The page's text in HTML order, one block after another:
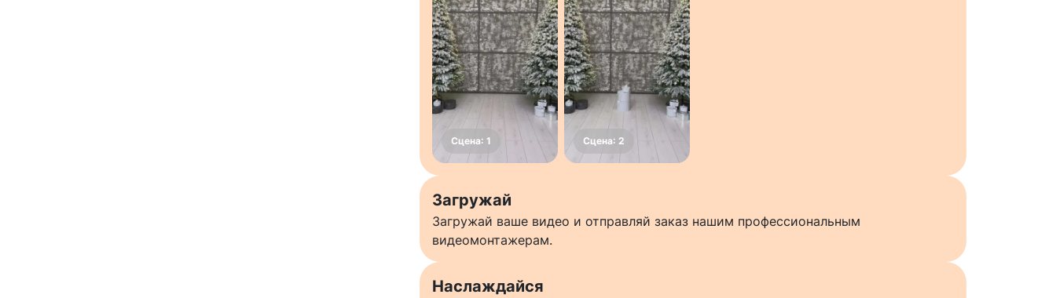
Загружай
Загружай ваше видео и отправляй заказ нашим профессиональным
видеомонтажерам.
Наслаждайся